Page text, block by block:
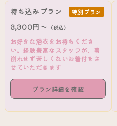
持ち込みプラン 特別プラン
3,300円～ （税込）
お好きな浴衣をお持ちくださ
い。経験豊富なスタッフが、着
崩れせず苦しくないお着付をさ
せていただきます
プラン詳細を確認